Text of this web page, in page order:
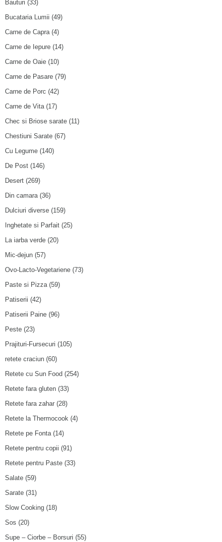
Bauturi (33)
Bucataria Lumii (49)
Carne de Capra(4)
Carne de Iepure (14)
Carne de Oaie (10)
Carne de Pasare (79)
Carne de Porc (42)
Carne de Vita(17)
Chec si Briose sarate (11)
Chestiuni Sarate (67)
Cu Legume (140)
De Post (146)
Desert (269)
Din camara(36)
Dulciuri diverse (159)
Inghetate si Parfait (25)
La iarba verde (20)
Mic-dejun (57)
Ovo-Lacto-Vegetariene (73)
Paste si Pizza(59)
Patiserii (42)
Patiserii Paine (96)
Peste (23)
Prajituri-Fursecuri (105)
retete craciun (60)
Retete cu Sun Food (254)
Retete fara gluten (33)
Retete fara zahar (28)
Retete la Thermocook (4)
Retete pe Fonta(14)
Retete pentru copii (91)
Retete pentru Paste (33)
Salate (59)
Sarate (31)
Slow Cooking (18)
Sos (20)
Supe – Ciorbe – Borsuri (55)